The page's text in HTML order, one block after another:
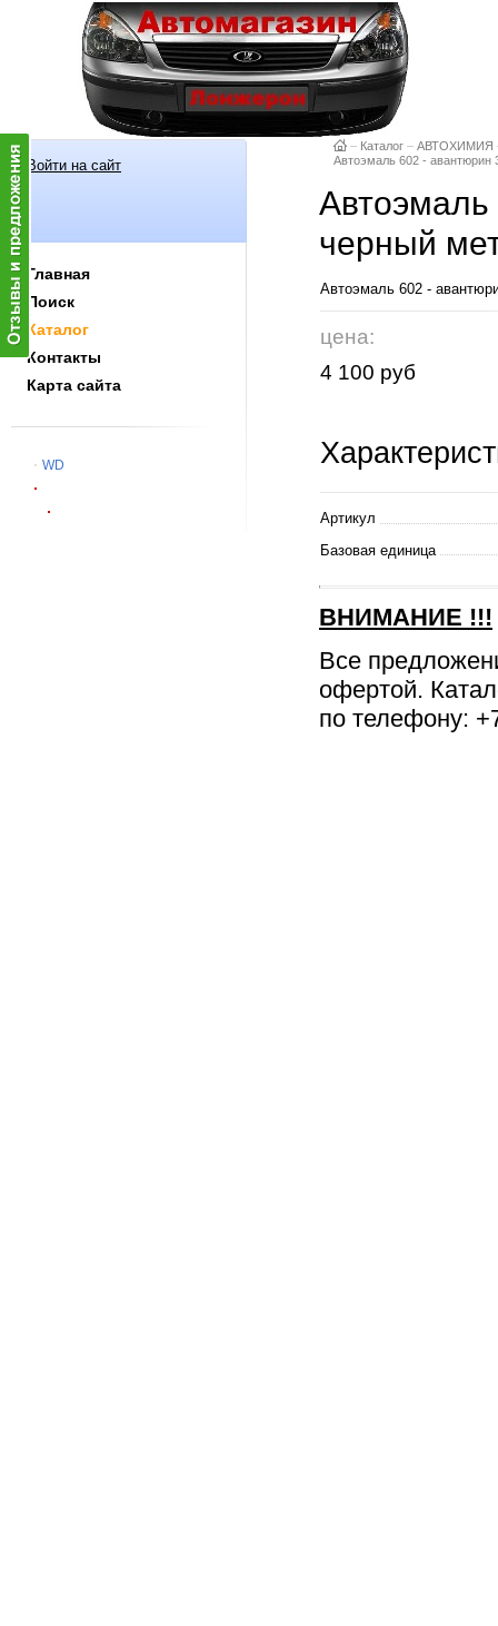
Войти на сайт
Главная
Поиск
Каталог
Контакты
Карта сайта
WD
– Каталог – АВТОХИМИЯ
Автоэмаль 602 - авантюрин
Автоэмаль
черный
Автоэмаль 602 -
цена:
4 100 руб
Артикул
Базовая единица
ВНИМАНИЕ !!!
Все
офертой.
по телефону: